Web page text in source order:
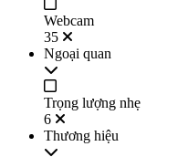
Webcam
35
Ngoại quan
Trọng lượng nhẹ
6
Thương hiệu